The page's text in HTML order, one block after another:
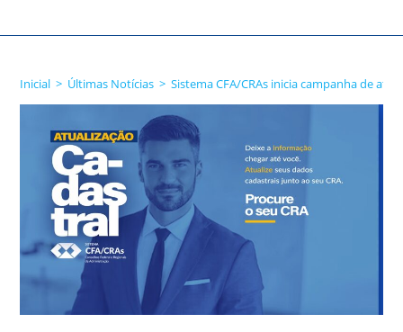
Inicial > Últimas Notícias > Sistema CFA/CRAs inicia campanha de